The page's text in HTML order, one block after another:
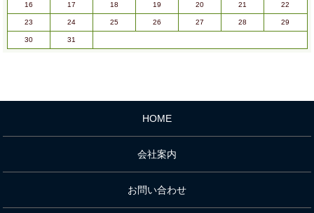
16 17 18 19 20 21 22
23 24 25 26 27 28 29
30 31
HOME
会社案内
お問い合わせ